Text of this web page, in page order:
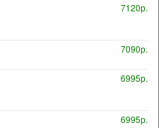
7120р.
7090р.
6995р.
6995р.